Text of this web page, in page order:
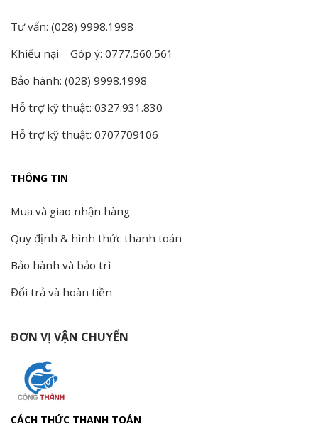
Tư vấn: (028) 9998.1998
Khiếu nại – Góp ý: 0777.560.561
Bảo hành: (028) 9998.1998
Hỗ trợ kỹ thuật: 0327.931.830
Hỗ trợ kỹ thuật: 0707709106
THÔNG TIN
Mua và giao nhận hàng
Quy định & hình thức thanh toán
Bảo hành và bảo trì
Đổi trả và hoàn tiền
ĐƠN VỊ VẬN CHUYỂN
CÁCH THỨC THANH TOÁN